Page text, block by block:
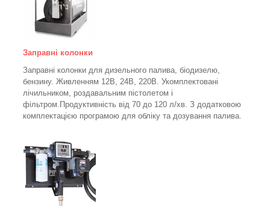
Заправні колонки
Заправні колонки для дизельного палива, біодизелю,
бензину. Живленням 12В, 24В, 220В. Укомплектовані
лічильником, роздавальним пістолетом і
фільтром. Продуктивність від 70 до 120 л/хв. З додатковою
комплектацією програмою для обліку та дозування палива.